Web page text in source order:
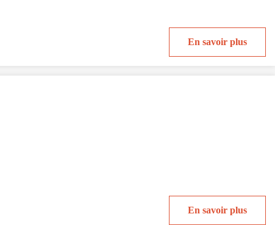
En savoir plus
En savoir plus